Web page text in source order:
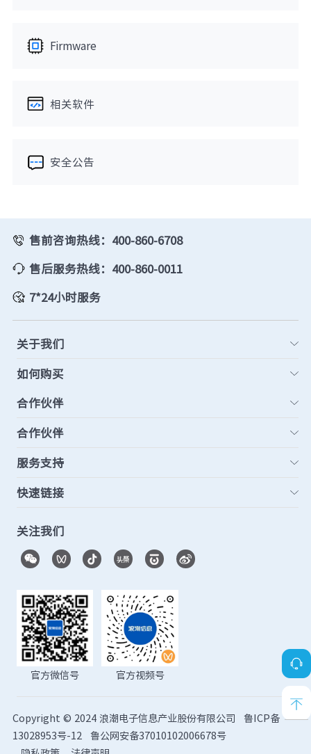
Firmware
相关软件
安全公告
售前咨询热线：400-860-6708
售后服务热线：400-860-0011
7*24小时服务
关于我们
如何购买
合作伙伴
合作伙伴
服务支持
快速链接
关注我们
官方微信号 官方视频号
Copyright © 2024 浪潮电子信息产业股份有限公司 鲁ICP备
13028953号-12 鲁公网安备37010102006678号